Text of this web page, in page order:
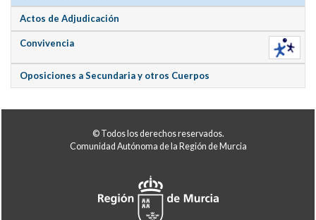
Actos de Adjudicación
Convivencia
Oposiciones a Secundaria y otros Cuerpos
© Todos los derechos reservados.
Comunidad Autónoma de la Región de Murcia